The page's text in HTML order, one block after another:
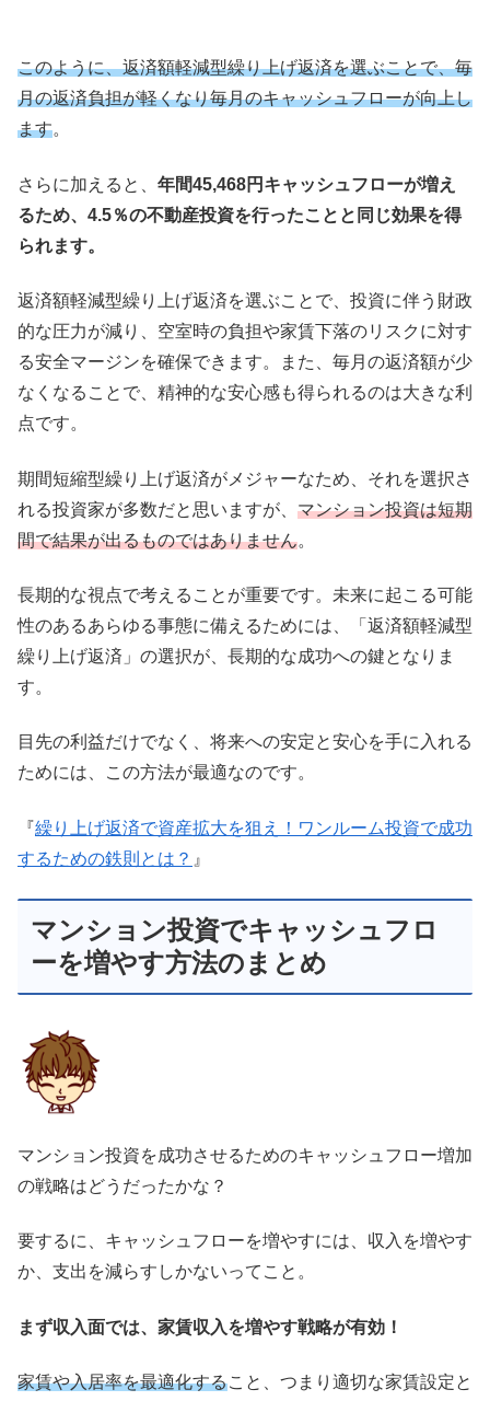
このように、返済額軽減型繰り上げ返済を選ぶことで、毎
月の返済負担が軽くなり毎月のキャッシュフローが向上し
ます。
さらに加えると、 年間45,468円キャッシュフローが増え
るため、4.5％の不動産投資を行ったことと同じ効果を得
られます。
返済額軽減型繰り上げ返済を選ぶことで、投資に伴う財政
的な圧力が減り、空室時の負担や家賃下落のリスクに対す
る安全マージンを確保できます。また、毎月の返済額が少
なくなることで、精神的な安心感も得られるのは大きな利
点です。
期間短縮型繰り上げ返済がメジャーなため、それを選択さ
れる投資家が多数だと思いますが、 マンション投資は短期
間で結果が出るものではありません。
長期的な視点で考えることが重要です。未来に起こる可能
性のあるあらゆる事態に備えるためには、「返済額軽減型
繰り上げ返済」の選択が、長期的な成功への鍵となりま
す。
目先の利益だけでなく、将来への安定と安心を手に入れる
ためには、この方法が最適なのです。
『繰り上げ返済で資産拡大を狙え！ワンルーム投資で成功
するための鉄則とは？ 』
マンション投資でキャッシュフロ
ーを増やす方法のまとめ
マンション投資を成功させるためのキャッシュフロー増加
の戦略はどうだったかな？
要するに、キャッシュフローを増やすには、収入を増やす
か、支出を減らすしかないってこと。
まず収入面では、家賃収入を増やす戦略が有効！
家賃や入居率を最適化すること、つまり適切な家賃設定と